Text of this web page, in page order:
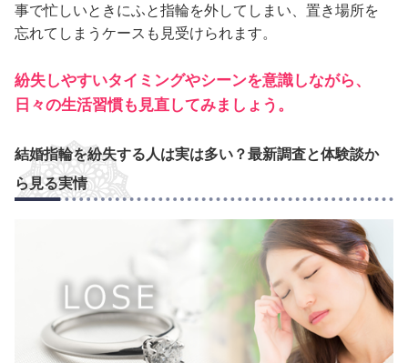
事で忙しいときにふと指輪を外してしまい、置き場所を
忘れてしまうケースも見受けられます。
紛失しやすいタイミングやシーンを意識しながら、
日々の生活習慣も見直してみましょう。
結婚指輪を紛失する人は実は多い？最新調査と体験談か
ら見る実情